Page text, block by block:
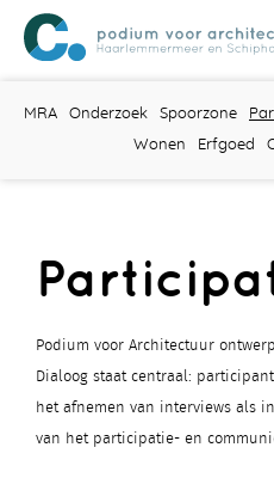
MRA Onderzoek Spoorzone
Wonen
Erfgoed
Podium voor Architectuur
Dialoog staat centraal:
het afnemen van interviews als
van het participatie- en